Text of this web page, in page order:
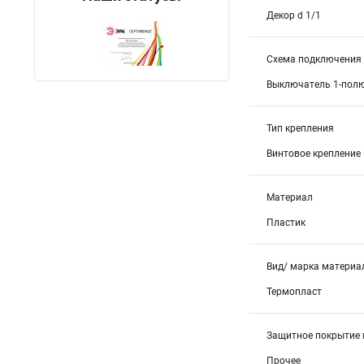
Декор d 1/1
Схема подключения
Выключатель 1-
Тип крепления
Винтовое крепление
Материал
Пластик
Вид/ марка
Термопласт
Защитное покрытие
Прочее